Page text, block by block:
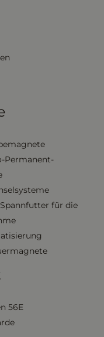
Permanent-
für die
56E